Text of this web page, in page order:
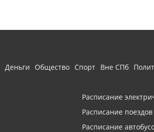
Деньги Общество Спорт Вне СПб
Расписание
Расписание поездов
Расписание